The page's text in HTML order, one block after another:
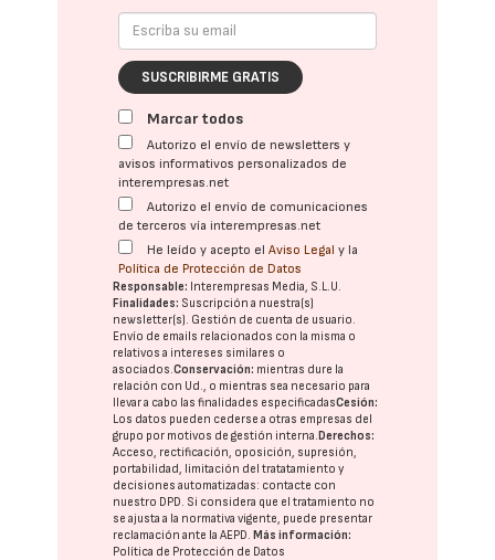
SUSCRIBIRME GRATIS
Marcar todos
Autorizo el envío de newsletters y
avisos informativos personalizados de
interempresas.net
Autorizo el envío de comunicaciones
de terceros vía interempresas.net
He leído y acepto elAviso Legal y la
Política de Protección de Datos
Responsable: Interempresas Media, S.L.U.
Finalidades: Suscripción a nuestra(s)
newsletter(s). Gestión de cuenta de usuario.
Envío de emails relacionados con la misma o
relativos a intereses similares o
asociados.Conservación: mientras dure la
relación con Ud., o mientras sea necesario para
llevar a cabo las finalidades especificadasCesión:
Los datos pueden cederse a otras empresas del
grupo por motivos de gestión interna.Derechos:
Acceso, rectificación, oposición, supresión,
portabilidad, limitación del tratatamiento y
decisiones automatizadas: contacte con
nuestro DPD. Si considera que el tratamiento no
se ajusta a la normativa vigente, puede presentar
reclamación ante laAEPD.Más información:
Política de Protección de Datos